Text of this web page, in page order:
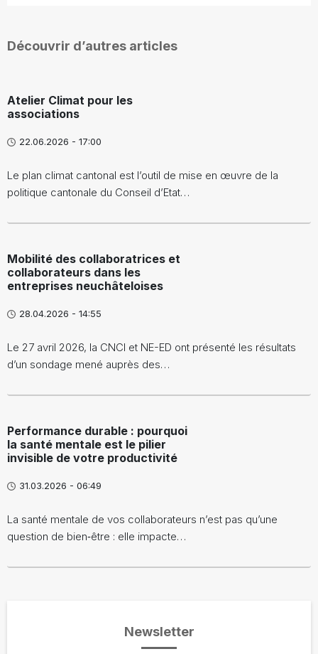
Découvrir d’autres articles
Atelier Climat pour les
associations
22.06.2026 - 17:00
Le plan climat cantonal est l’outil de mise en œuvre de la
politique cantonale du Conseil d’Etat…
Mobilité des collaboratrices et
collaborateurs dans les
entreprises neuchâteloises
28.04.2026 - 14:55
Le 27 avril 2026, la CNCI et NE-ED ont présenté les résultats
d’un sondage mené auprès des…
Performance durable : pourquoi
la santé mentale est le pilier
invisible de votre productivité
31.03.2026 - 06:49
La santé mentale de vos collaborateurs n’est pas qu’une
question de bien‑être : elle impacte…
Newsletter